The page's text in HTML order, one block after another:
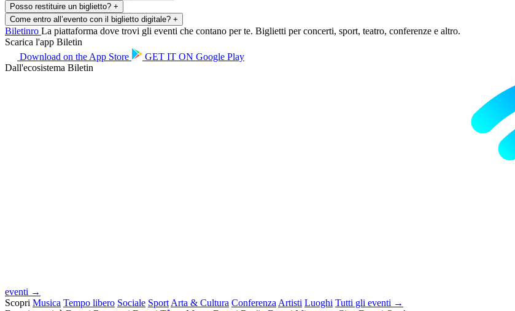
Posso restituire un biglietto? +
Come entro all’evento con il biglietto digitale? +
Biletinro La piattaforma dove trovi gli eventi che contano per te. Biglietti per concerti, sport, teatro, conferenze e altro.
Scarica l'app Biletin
Download on the App Store GET IT ON Google Play
Dall'ecosistema Biletin
eventi →
Scopri Musica Tempo libero Sociale Sport Arta & Cultura Conferenza Artisti Luoghi Tutti gli eventi →